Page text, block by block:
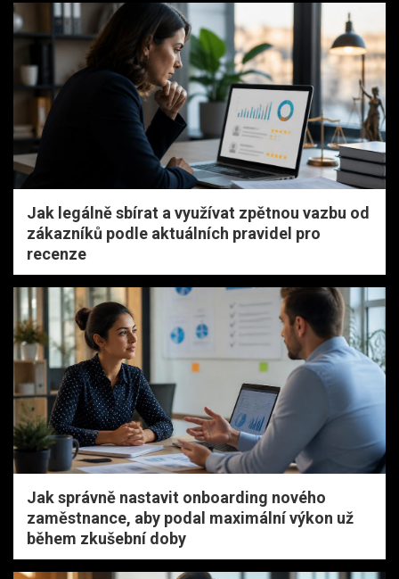
Jak legálně sbírat a využívat zpětnou vazbu od
zákazníků podle aktuálních pravidel pro
recenze
Jak správně nastavit onboarding nového
zaměstnance, aby podal maximální výkon už
během zkušební doby